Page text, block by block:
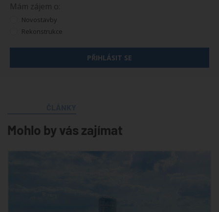
Mám zájem o:
Novostavby
Rekonstrukce
PŘIHLÁSIT SE
Mohlo by vás zajímat